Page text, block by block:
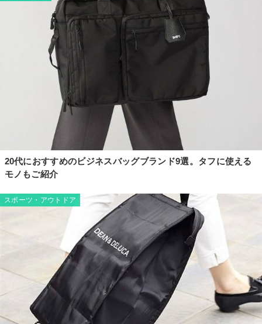
20代におすすめのビジネスバッグブランド9選。タフに使える
モノもご紹介
スポーツ・アウトドア